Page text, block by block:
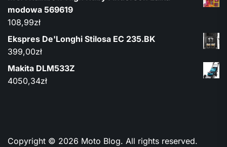
modowa 569619
108,99zł
Ekspres De'Longhi Stilosa EC 235.BK
399,00zł
Makita DLM533Z
4050,34zł
Copyright © 2026 Moto Blog. All rights reserved.